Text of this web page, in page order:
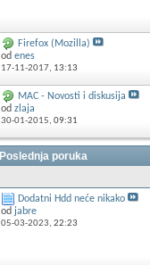
Firefox (Mozilla)
od enes
17-11-2017, 13:13
MAC - Novosti i diskusija
od zlaja
30-01-2015, 09:31
Poslednja poruka
Dodatni Hdd neće nikako
od jabre
05-03-2023, 22:23